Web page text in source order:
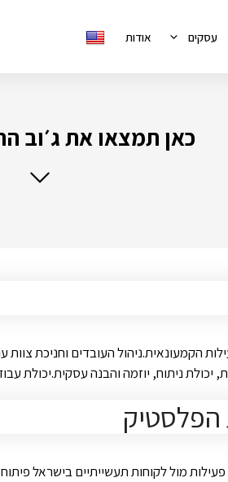
עסקים אודות
כאן תמצאו את ג׳וב
העובדים וחניכת
יכולת ניתוח, יוזמה והבנה
מול לקוחות תעשייתיים בישראל